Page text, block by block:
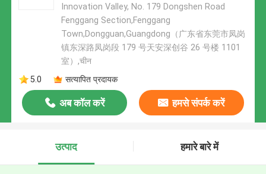
Innovation Valley, No. 179 Dongshen Road
Fenggang Section,Fenggang
Town,Dongguan,Guangdong（广东省东莞市凤岗
镇东深路凤岗段 179 号天安深创谷 26 号楼 1101
室）,चीन
5.0
सत्यापित प्रदायक
अब कॉल करें हमसे संपर्क करें
उत्पाद हमारे बारे में